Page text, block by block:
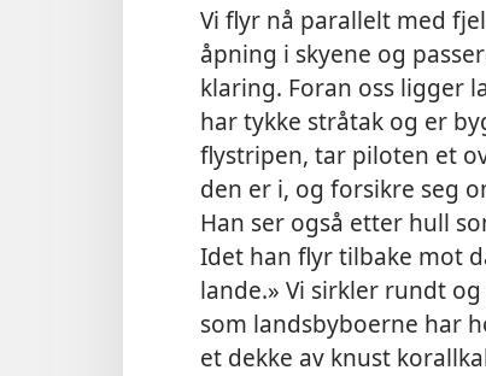
Vi flyr nå parallelt med
åpning i skyene og
klaring. Foran oss ligger
har tykke stråtak og er
flystripen, tar piloten et
den er i, og forsikre seg
Han ser også etter hull
Idet han flyr tilbake mot
lande.» Vi sirkler rundt
som landsbyboerne har
et dekke av knust